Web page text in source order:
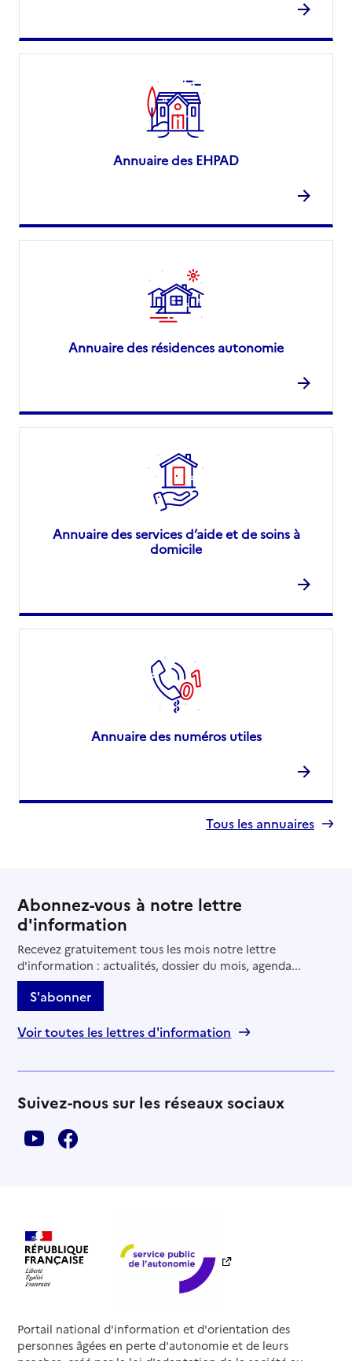
Annuaire des EHPAD
Annuaire des résidences autonomie
Annuaire des services d’aide et de soins à
domicile
Annuaire des numéros utiles
Tous les annuaires
Abonnez-vous à notre lettre
d'information
Recevez gratuitement tous les mois notre lettre
d'information : actualités, dossier du mois, agenda...
S'abonner
Voir toutes les lettres d'information
Suivez-nous sur les réseaux sociaux
Portail national d'information et d'orientation des
personnes âgées en perte d'autonomie et de leurs